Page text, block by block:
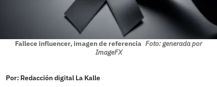
Fallece influencer, imagen de referencia Foto: generada por
ImageFX
Por: Redacción digital La Kalle